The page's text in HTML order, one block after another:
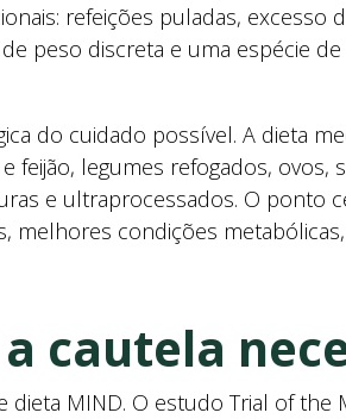
refeições puladas, excesso
peso discreta e uma espécie
do cuidado possível. A dieta
legumes refogados, ovos,
e ultraprocessados. O ponto
condições
cautela
MIND. O estudo Trial of the